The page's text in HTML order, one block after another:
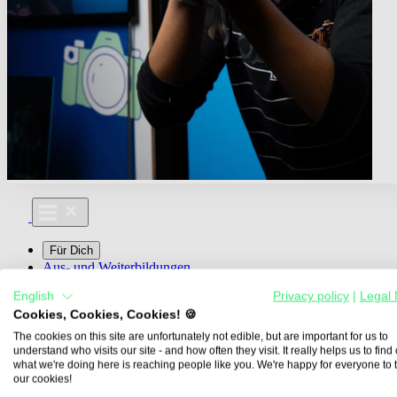
Für Dich
Aus- und Weiterbildungen
Media For You
Über Uns
Übersicht
English Privacy policy
Legal
Cookies, Cookies, Cookies! 🍪
The cookies on this site are unfortunately not edible, but are important for us to
understand who visits our site - and how often they visit. It really helps us to find
what we're doing here is reaching people like you. We're happy for everyone to
our cookies!